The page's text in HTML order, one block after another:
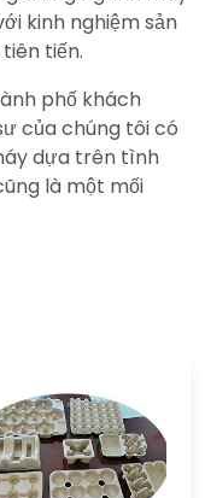
kinh nghiệm sản
tiến.
phố khách
của chúng tôi có
dựa trên tình
là một mối